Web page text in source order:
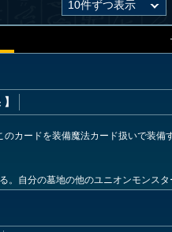
】
カードを装備魔法カード扱いで装
自分の墓地の他のユニオンモンスタ